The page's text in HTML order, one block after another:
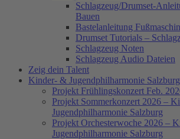
Schlagzeug/Drumset-
Bauen
Bastelanleitung
Drumset Tutorials –
Schlagzeug Noten
Schlagzeug Audio Dateien
Zeig dein Talent
Kinder- & Jugendphilharmonie Salzburg
Projekt Frühlingskonzert Feb.
Projekt Sommerkonzert 2026 –
Jugendphilharmonie Salzburg
Projekt Orchesterwoche 2026 –
Jugendphilharmonie Salzburg